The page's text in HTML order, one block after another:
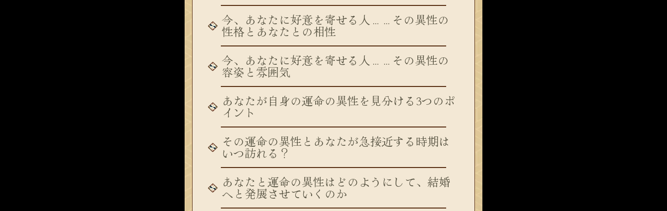
今、あなたに好意を寄せる人……その異性の
性格とあなたとの相性
今、あなたに好意を寄せる人……その異性の
容姿と雰囲気
あなたが自身の運命の異性を見分ける3つのポ
イント
その運命の異性とあなたが急接近する時期は
いつ訪れる？
あなたと運命の異性はどのようにして、結婚
へと発展させていくのか